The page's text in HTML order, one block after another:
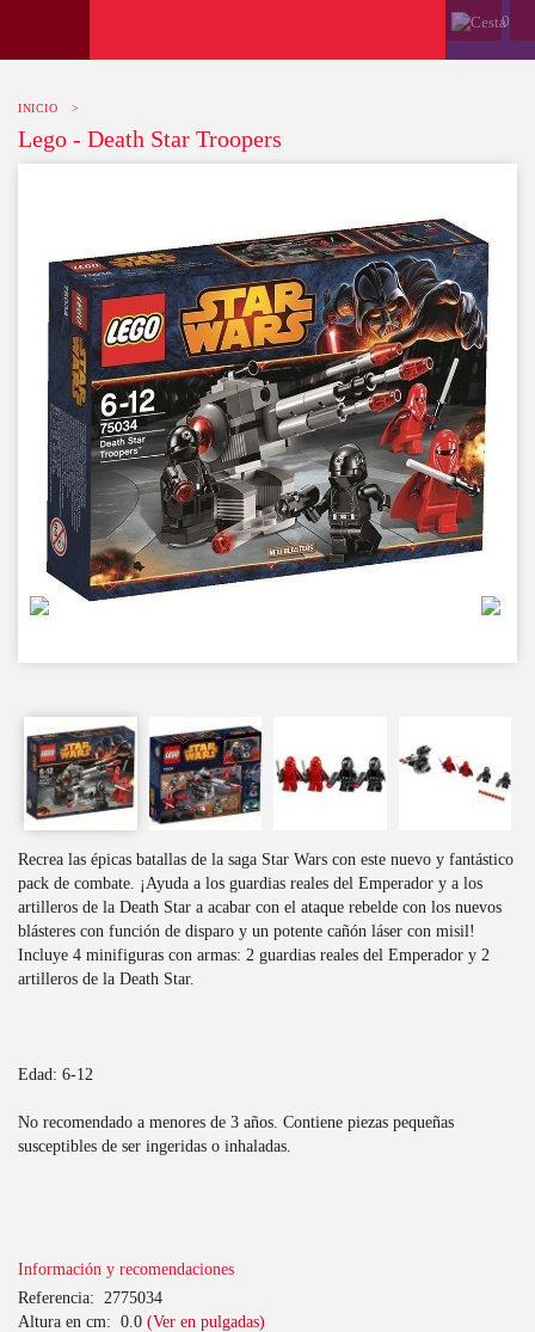
0
INICIO >
Lego - Death Star Troopers
Recrea las épicas batallas de la saga Star Wars con este nuevo y fantástico
pack de combate. ¡Ayuda a los guardias reales del Emperador y a los
artilleros de la Death Star a acabar con el ataque rebelde con los nuevos
blásteres con función de disparo y un potente cañón láser con misil!
Incluye 4 minifiguras con armas: 2 guardias reales del Emperador y 2
artilleros de la Death Star.
Edad: 6-12
No recomendado a menores de 3 años. Contiene piezas pequeñas
susceptibles de ser ingeridas o inhaladas.
Información y recomendaciones
Referencia: 2775034
Altura en cm: 0.0 (Ver en pulgadas)